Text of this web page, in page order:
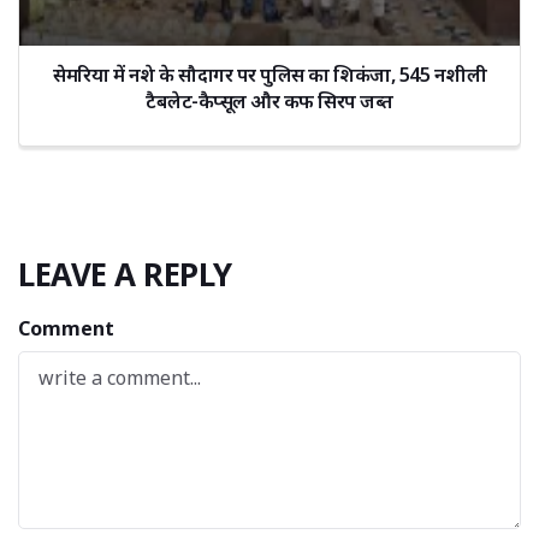
सेमरिया में नशे के सौदागर पर पुलिस का शिकंजा, 545 नशीली
टैबलेट-कैप्सूल और कफ सिरप जब्त
LEAVE A REPLY
Comment